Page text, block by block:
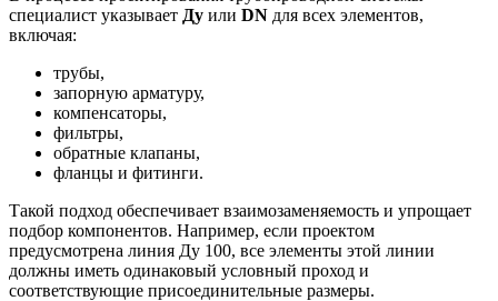
специалист указывает Ду или DN для всех элементов,
включая:
трубы,
запорную арматуру,
компенсаторы,
фильтры,
обратные клапаны,
фланцы и фитинги.
Такой подход обеспечивает взаимозаменяемость и упрощает
подбор компонентов. Например, если проектом
предусмотрена линия Ду 100, все элементы этой линии
должны иметь одинаковый условный проход и
соответствующие присоединительные размеры.